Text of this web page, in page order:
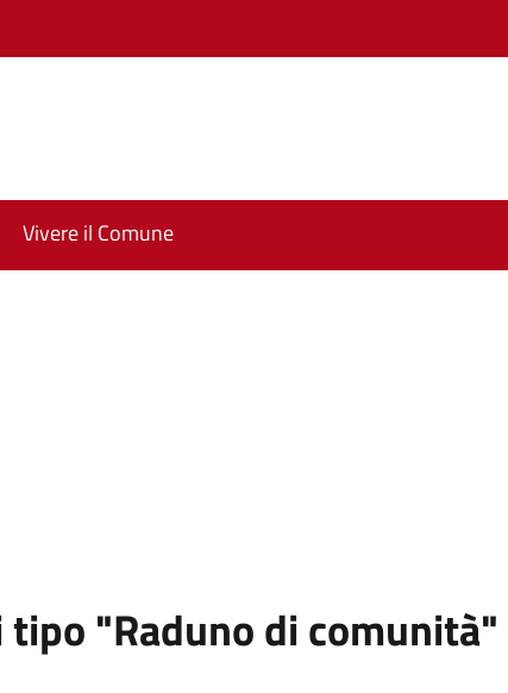
Vivere il Comune
"Raduno di comunità"